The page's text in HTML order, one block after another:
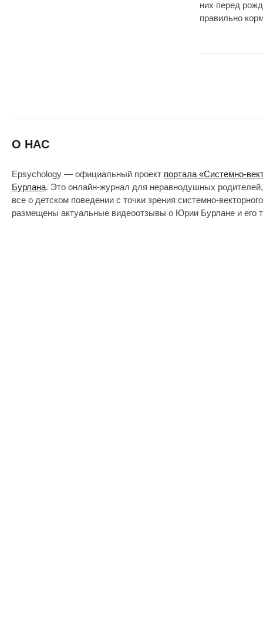
них перед
правильно
О НАС
Epsychology — официальный проект портала «Системно-
Бурлана. Это онлайн-журнал для неравнодушных
все о детском поведении с точки зрения системно-
размещены актуальные видеоотзывы о Юрии Бурлане и его